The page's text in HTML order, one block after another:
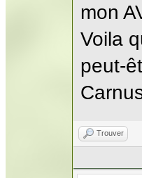
mon
Voila
peut-
Trouver